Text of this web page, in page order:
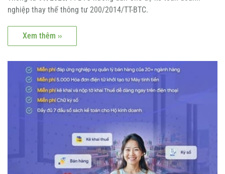
nghiệp thay thế thông tư 200/2014/TT-BTC.
Xem thêm ››